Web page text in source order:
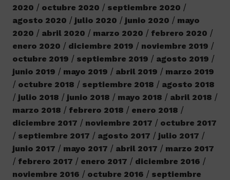
2020
octubre 2020
septiembre 2020
agosto 2020
julio 2020 junio 2020
mayo
2020
abril 2020 marzo 2020
febrero 2020
enero 2020
diciembre 2019
noviembre 2019
octubre 2019
septiembre 2019
agosto 2019
junio 2019
mayo 2019 abril 2019
marzo 2019
octubre 2018
septiembre 2018
agosto 2018
julio 2018
junio 2018 mayo 2018
abril 2018
marzo 2018
febrero 2018
enero 2018
diciembre 2017
noviembre 2017
octubre 2017
septiembre 2017
agosto 2017
julio 2017
junio 2017
mayo 2017 abril 2017
marzo 2017
febrero 2017
enero 2017
diciembre 2016
noviembre 2016
octubre 2016
septiembre